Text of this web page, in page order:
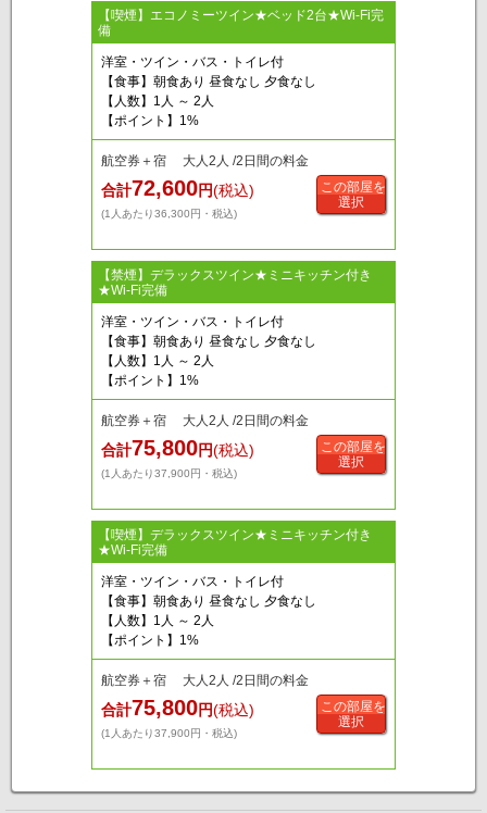
【喫煙】エコノミーツイン★ベッド2台★Wi-Fi完
備
洋室・ツイン・バス・トイレ付
【食事】朝食あり 昼食なし 夕食なし
【人数】1人 ～ 2人
【ポイント】1%
航空券＋宿 大人2人 /2日間の料金
合計72,600円(税込)
(1人あたり36,300円・税込)
この部屋を
選択
【禁煙】デラックスツイン★ミニキッチン付き
★Wi-Fi完備
洋室・ツイン・バス・トイレ付
【食事】朝食あり 昼食なし 夕食なし
【人数】1人 ～ 2人
【ポイント】1%
航空券＋宿 大人2人 /2日間の料金
合計75,800円(税込)
(1人あたり37,900円・税込)
この部屋を
選択
【喫煙】デラックスツイン★ミニキッチン付き
★Wi-Fi完備
洋室・ツイン・バス・トイレ付
【食事】朝食あり 昼食なし 夕食なし
【人数】1人 ～ 2人
【ポイント】1%
航空券＋宿 大人2人 /2日間の料金
合計75,800円(税込)
(1人あたり37,900円・税込)
この部屋を
選択